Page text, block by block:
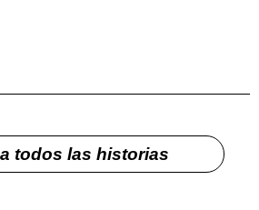
todos las historias